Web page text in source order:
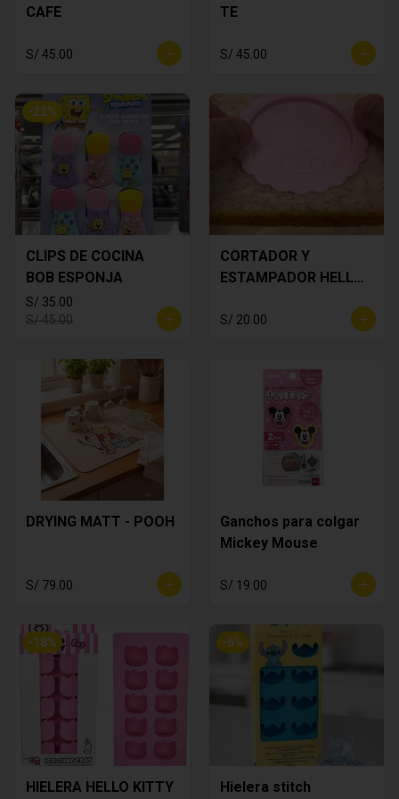
CAFE
S/ 45.00
TE
S/ 45.00
-22%
CLIPS DE COCINA
BOB ESPONJA
S/ 35.00
S/ 45.00
CORTADOR Y
ESTAMPADOR HELLO
S/ 20.00
DRYING MATT - POOH
S/ 79.00
Ganchos para colgar
Mickey Mouse
S/ 19.00
-18%
HIELERA HELLO KITTY
-6%
Hielera stitch